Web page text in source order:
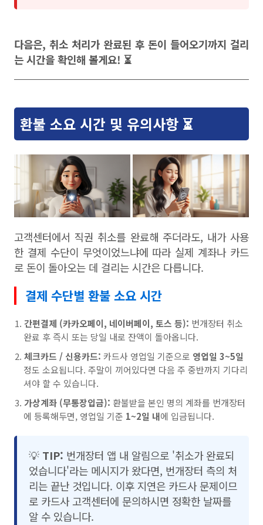
다음은, 취소 처리가 완료된 후 돈이 들어오기까지 걸리
는 시간을 확인해 볼게요! ⏳
환불 소요 시간 및 유의사항 ⏳
고객센터에서 직권 취소를 완료해 주더라도, 내가 사용
한 결제 수단이 무엇이었느냐에 따라 실제 계좌나 카드
로 돈이 돌아오는 데 걸리는 시간은 다릅니다.
결제 수단별 환불 소요 시간
간편결제 (카카오페이, 네이버페이, 토스 등): 번개장터 취소
완료 후 즉시 또는 당일 내로 잔액이 돌아옵니다.
체크카드 / 신용카드: 카드사 영업일 기준으로 영업일 3~5일
정도 소요됩니다. 주말이 끼어있다면 다음 주 중반까지 기다리
셔야 할 수 있습니다.
가상계좌 (무통장입금): 환불받을 본인 명의 계좌를 번개장터
에 등록해두면, 영업일 기준 1~2일 내에 입금됩니다.
💡 TIP: 번개장터 앱 내 알림으로 '취소가 완료되
었습니다'라는 메시지가 왔다면, 번개장터 측의 처
리는 끝난 것입니다. 이후 지연은 카드사 문제이므
로 카드사 고객센터에 문의하시면 정확한 날짜를
알 수 있습니다.